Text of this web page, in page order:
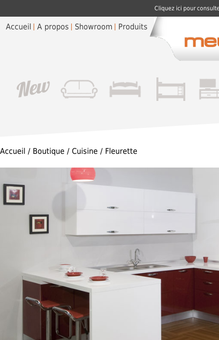
Cliquez ici pour
Accueil A propos Showroom Produits
Accueil / Boutique / Cuisine / Fleurette